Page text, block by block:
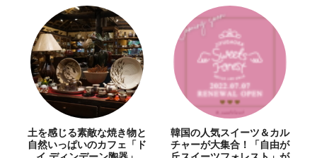
土を感じる素敵な焼き物と
自然いっぱいのカフェ「ド
韓国の人気スイーツ＆カル
チャーが大集合！「自由が